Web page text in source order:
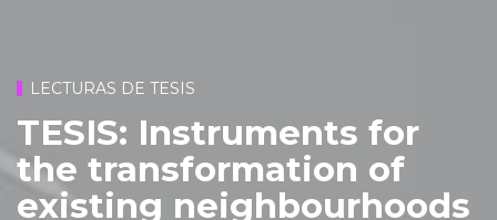
LECTURAS DE TESIS
TESIS: Instruments for
the transformation of
existing neighbourhoods